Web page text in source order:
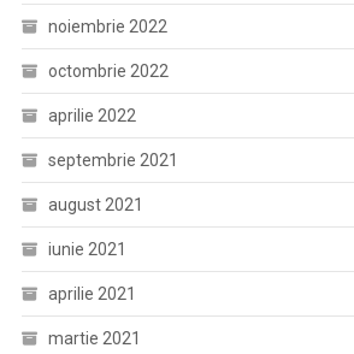
noiembrie 2022
octombrie 2022
aprilie 2022
septembrie 2021
august 2021
iunie 2021
aprilie 2021
martie 2021